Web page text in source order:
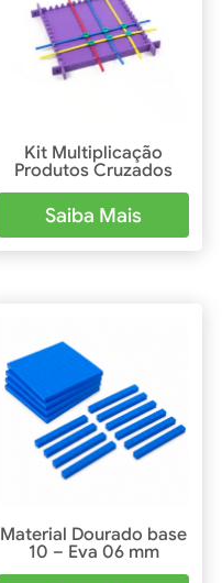
Kit Multiplicação
Produtos Cruzados
Saiba Mais
Material Dourado base
10 – Eva 06 mm